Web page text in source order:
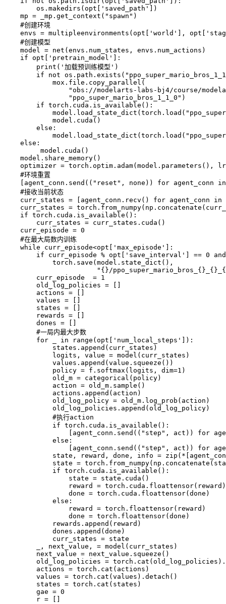
        os
. makedirs ( opt 'saved_path'
)
    mp
= _mp . get_context ( "spawn" )
    #创建环境
    envs
= multipleenvironments ( opt 'world' , opt
    #创建模型
    model
= net ( envs . num_states , envs . num_actions )
if opt 'pretrain_model'
:
print ( '加载预训练模型' )
if not os . path . exists (
            mox
. file . copy_parallel (
"obs://modelarts-labs-bj4/course/
"ppo_super_mario_bros_1_1_0" )
if torch . cuda . is_available ( ) :
            model
. load_state_dict ( torch . load (
            model
. cuda ( )
else :
            model
. load_state_dict ( torch . load (
else :
         model
. cuda ( )
    model
. share_memory( )
    optimizer
= torch . optim . adam( model . parameters ( ) ,
lr
    #环境重置
agent_conn . send ( ( "reset" , none ) ) for agent_conn in
    #接收当前状态
    curr_states
= agent_conn . recv ( ) for agent_conn in
    curr_states
= torch . from_numpy( np . concatenate (
if torch . cuda . is_available ( ) :
        curr_states
= curr_states . cuda ( )
    curr_episode
= 0
    #在最大局数内训练
while curr_episode<opt 'max_episode'
:
if curr_episode % opt 'save_interval' == 0
            torch
. save ( model . state_dict ( ) ,
"{}/
        curr_episode
= 1
        old_log_policies
=
        actions
=
        values
=
        states
=
        rewards
=
        dones
=
        #一局内最大步数
for
in range ( opt 'num_local_steps' ) :
            states
. append ( curr_states )
            logits
, value = model ( curr_states )
            values
. append ( value . squeeze ( ) )
            policy
= f . softmax ( logits , dim=1 )
            old_m
= categorical ( policy)
            action
= old_m . sample ( )
            actions
. append ( action )
            old_log_policy
= old_m . log_prob ( action )
            old_log_policies
. append ( old_log_policy)
            #执行action
if torch . cuda . is_available ( ) :
agent_conn . send ( ( "step" , act ) ) for
else :
agent_conn . send ( ( "step" , act ) ) for
            state
, reward , done , info = zip ( *
            state
= torch . from_numpy( np . concatenate (
if torch . cuda . is_available ( ) :
                state
= state . cuda ( )
                reward
= torch . cuda . floattensor( reward )
                done
= torch . cuda . floattensor( done )
else :
                reward
= torch . floattensor( reward )
                done
= torch . floattensor( done )
            rewards
. append ( reward )
            dones
. append ( done )
            curr_states
= state
, next_value , = model ( curr_states )
        next_value
= next_value . squeeze ( )
        old_log_policies
= torch . cat ( old_log_policies ) .
        actions
= torch . cat ( actions )
        values
= torch . cat ( values ) . detach ( )
        states
= torch . cat ( states )
        gae
= 0
r =